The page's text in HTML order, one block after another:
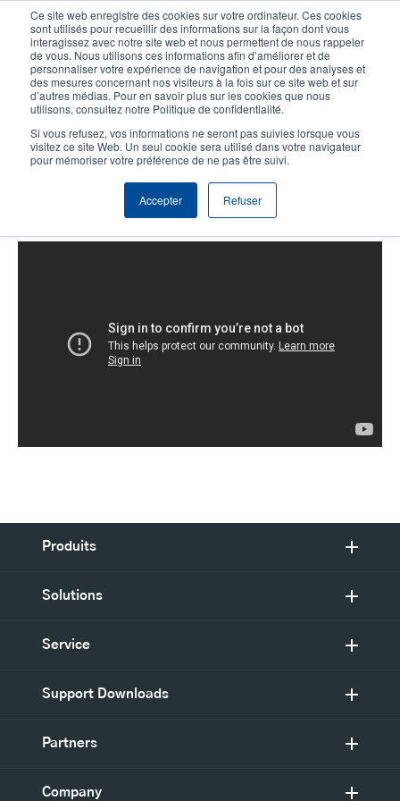
Ce site web enregistre des cookies sur votre ordinateur. Ces cookies
sont utilisés pour recueillir des informations sur la façon dont vous
interagissez avec notre site web et nous permettent de nous rappeler
de vous. Nous utilisons ces informations afin d’améliorer et de
personnaliser votre expérience de navigation et pour des analyses et
des mesures concernant nos visiteurs à la fois sur ce site web et sur
d’autres médias. Pour en savoir plus sur les cookies que nous
utilisons, consultez notre Politique de confidentialité.
Si vous refusez, vos informations ne seront pas suivies lorsque vous
visitez ce site Web. Un seul cookie sera utilisé dans votre navigateur
pour mémoriser votre préférence de ne pas être suivi.
Accepter Refuser
contenu
principal
User
account
menu
User
Header
Sélecteur de produits Tech Support
Contacter le service commercial
T600: Chargement du ruban et du
Produits
Solutions
Service
Support Downloads
Partners
Company